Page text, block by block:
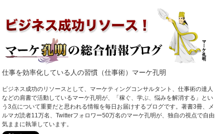
仕事を効率化している人の習慣（仕事術）マーケ孔明
ビジネス成功のリソースとして、マーケティングコンサルタント、仕事術の達人
などの肩書で活動しているマーケ孔明が、「稼ぐ、学ぶ、悩みを解消する」とい
う3点について重要だと思われる情報を毎日お届けするブログです。著書3冊、メ
ルマガ読者11万名、Twitterフォロワー50万名のマーケ孔明が、独自の視点で自由
気ままに執筆しています。